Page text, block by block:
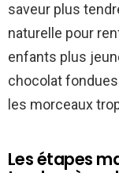
saveur plus
naturelle pour
enfants plus
chocolat fondues
les morceaux
Les étapes